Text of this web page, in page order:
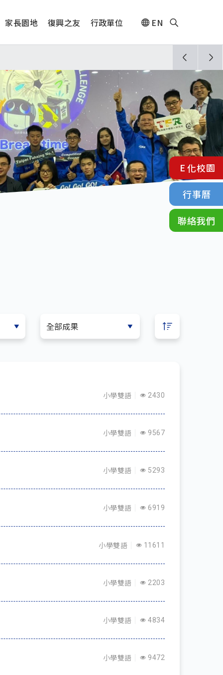
家長園地 復興之友 行政單位 EN
🎊
制與避難演練，以免受罰。
小學雙語 2430
小學雙語 9567
小學雙語 5293
小學雙語 6919
小學雙語 11611
小學雙語 2203
小學雙語 4834
小學雙語 9472
E化校園
行事曆
聯絡我們